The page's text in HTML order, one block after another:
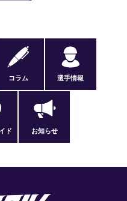
コラム 選手情報
ド お知らせ